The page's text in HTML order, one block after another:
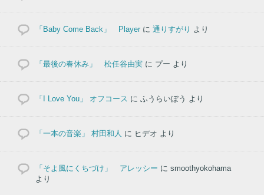
「Baby Come Back」 Player に 通りすがり より
「最後の春休み」 松任谷由実 に プー より
「I Love You」 オフコース に ふうらいぼう より
「一本の音楽」 村田和人 に ヒデオ より
「そよ風にくちづけ」 アレッシー に smoothyokohama
より